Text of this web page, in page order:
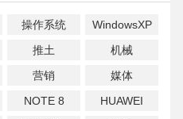
操作系统
WindowsXP
推土
机械
营销
媒体
NOTE 8
HUAWEI